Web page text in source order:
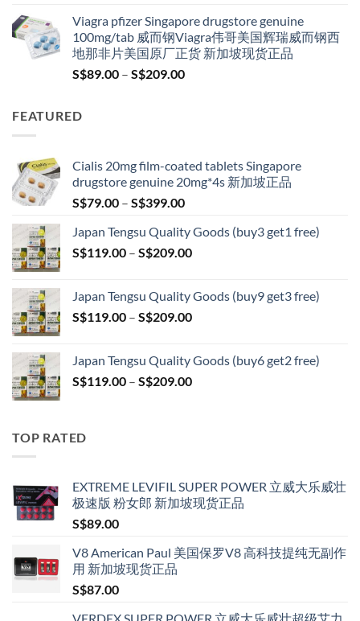
was:
S$100.00.
is:
S$79.00.
Viagra pfizer Singapore drugstore genuine
100mg/tab 威而钢Viagra伟哥美国辉瑞威而钢西
地那非片美国原厂正货 新加坡现货正品
S$89.00 – S$209.00Price
FEATURED
Cialis 20mg film-coated tablets Singapore
drugstore genuine 20mg*4s 新加坡正品
S$79.00 – S$399.00Price
S$79.00
through
Japan Tengsu Quality Goods (buy3 get1 free)
S$119.00 – S$209.00Price
through
S$209.00
Japan Tengsu Quality Goods (buy9 get3 free)
S$119.00 – S$209.00Price
through
S$209.00
Japan Tengsu Quality Goods (buy6 get2 free)
S$119.00 – S$209.00Price
TOP RATED
EXTREME LEVIFIL SUPER POWER 立威大乐威壮
极速版 粉女郎 新加坡现货正品
S$89.00
V8 American Paul 美国保罗V8 高科技提纯无副作
用 新加坡现货正品
S$87.00